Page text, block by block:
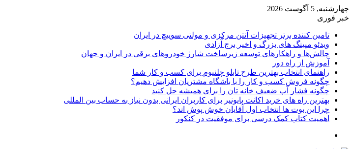
چهارشنبه, 5 آگوست 2026
خبر فوری
تامین کننده برتر تجهیزات آنتن مرکزی و مولتی سوییچ در ایران
ویدئو مپینگ های بزرگ و اخیر برج آزادی
چالش‌ها و راهکارهای توسعه زیرساخت شارژ خودروهای برقی در ایران و جهان
آموزش از راه دور
راهنمای انتخاب بهترین طرح تابلو چلنیوم برای کسب و کار شما
چگونه فروش کسب و کار را با باشگاه مشتریان افزایش دهیم؟
چگونه فشار آب ضعیف خانه تان را برای همیشه حل کنید
بهترین راه های خرید اکانت پایونیر برای کاربران ایرانی بدون نیاز به حساب بین المللی
چرا این بوت ها انتخاب اول آقایان خوش پوش اند؟
اهمیت کتاب کمک درسی برای موفقیت در کنکور